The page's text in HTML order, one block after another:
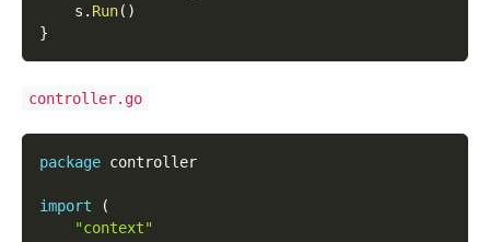
    s
. Run( )
}
controller.go
package controller
import
(
"context"